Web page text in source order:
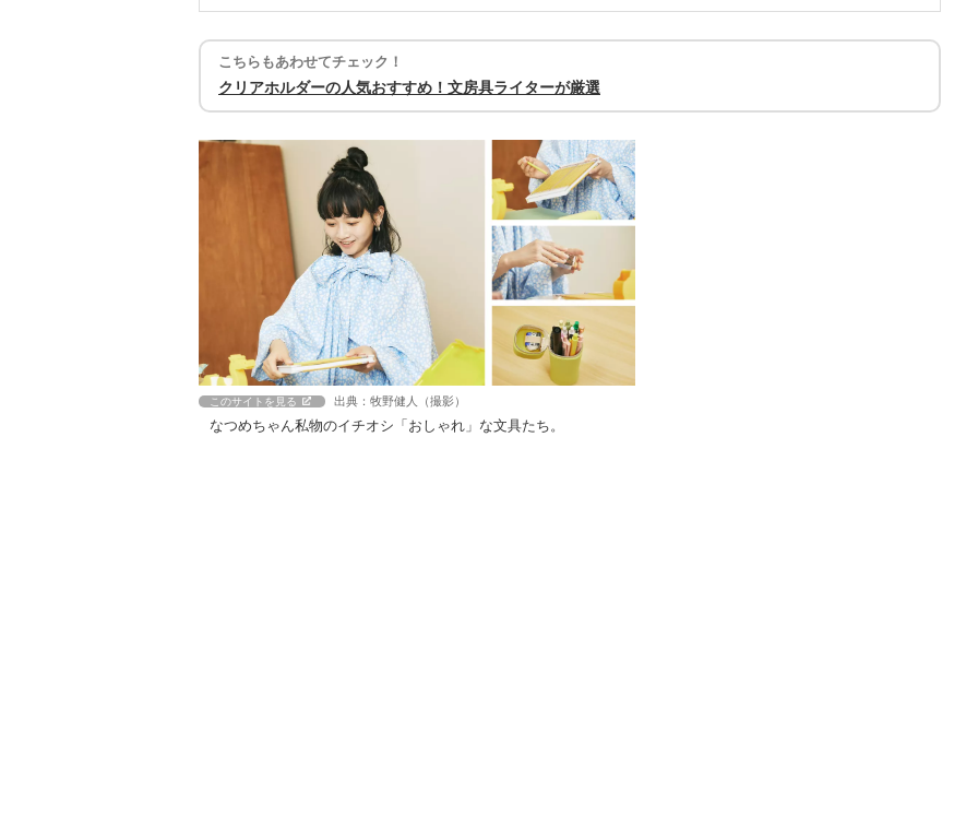
こちらもあわせてチェック！
クリアホルダーの人気おすすめ！文房具ライターが厳選
このサイトを見る 出典：牧野健人（撮影）
なつめちゃん私物のイチオシ「おしゃれ」な文具たち。